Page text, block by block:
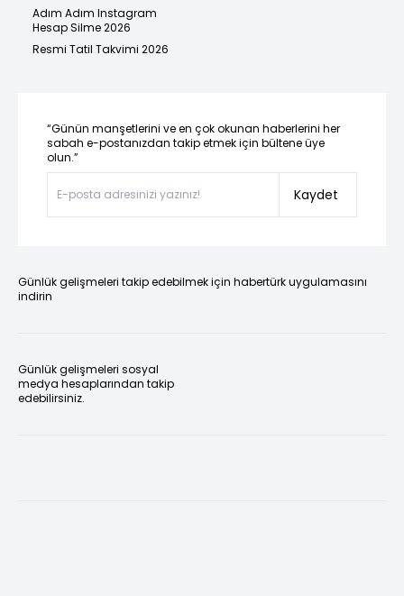
Adım Adım Instagram
Hesap Silme 2026
Resmi Tatil Takvimi 2026
“Günün manşetlerini ve en çok okunan haberlerini her
sabah e-postanızdan takip etmek için bültene üye
olun.”
Kaydet
Günlük gelişmeleri takip edebilmek için habertürk uygulamasını
indirin
Günlük gelişmeleri sosyal
medya hesaplarından takip
edebilirsiniz.